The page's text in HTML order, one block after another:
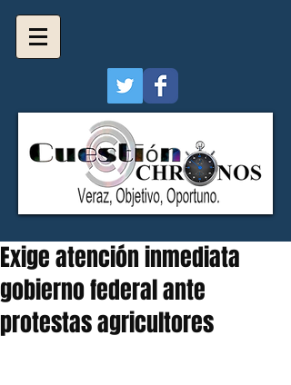
Exige atención inmediata
gobierno federal ante
protestas agricultores